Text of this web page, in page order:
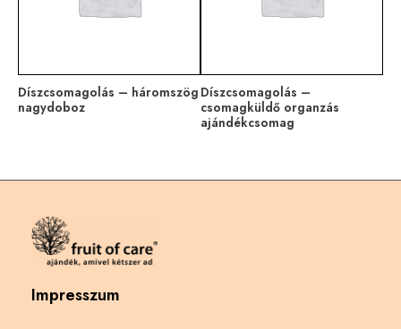
Díszcsomagolás – háromszög
nagydoboz
Díszcsomagolás –
csomagküldő organzás
ajándékcsomag
Impresszum